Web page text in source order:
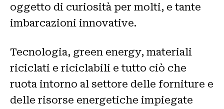
oggetto di curiosità per molti, e tante
imbarcazioni innovative.
Tecnologia, green energy, materiali
riciclati e riciclabili e tutto ciò che
ruota intorno al settore delle forniture e
delle risorse energetiche impiegate